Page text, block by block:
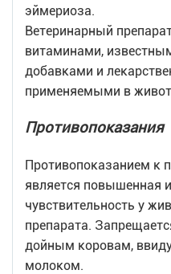
эймериоза.
Ветеринарный
витаминами,
добавками и
применяемыми в
Противопоказания
Противопоказанием к
является повышенная
чувствительность у
препарата.
дойным коровам,
молоком.